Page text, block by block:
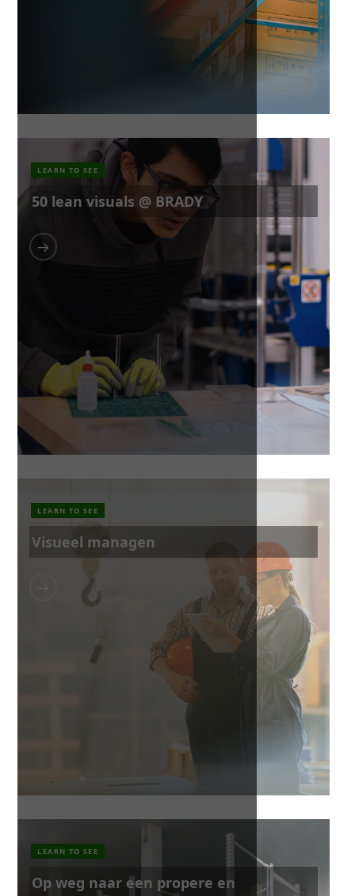
LEARN TO SEE
50 lean visuals @ BRADY
LEARN TO SEE
Visueel managen
LEARN TO SEE
Op weg naar een propere en